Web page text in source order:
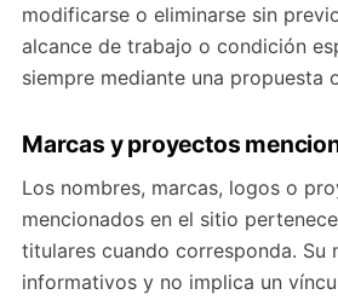
modificarse o eliminarse sin
alcance de trabajo o condición
siempre mediante una propuesta
Marcas y proyectos
Los nombres, marcas, logos o
mencionados en el sitio
titulares cuando corresponda. Su
informativos y no implica un